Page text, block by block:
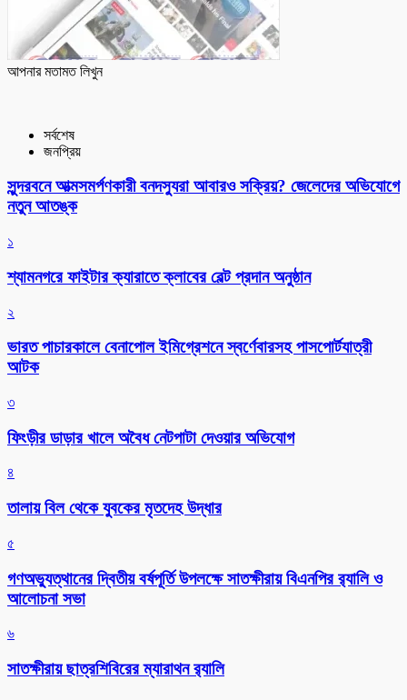
আপনার মতামত লিখুন
সর্বশেষ
জনপ্রিয়
সুন্দরবনে আত্মসমর্পণকারী বনদস্যুরা আবারও সক্রিয়? জেলেদের অভিযোগে
নতুন আতঙ্ক
১
শ্যামনগরে ফাইটার ক্যারাতে ক্লাবের বেল্ট প্রদান অনুষ্ঠান
২
ভারত পাচারকালে বেনাপোল ইমিগ্রেশনে স্বর্ণেবারসহ পাসপোর্টযাত্রী
আটক
৩
ফিংড়ীর ডাড়ার খালে অবৈধ নেটপাটা দেওয়ার অভিযোগ
৪
তালায় বিল থেকে যুবকের মৃতদেহ উদ্ধার
৫
গণঅভ্যুত্থানের দ্বিতীয় বর্ষপূর্তি উপলক্ষে সাতক্ষীরায় বিএনপির র‌্যালি ও
আলোচনা সভা
৬
সাতক্ষীরায় ছাত্রশিবিরের ম্যারাথন র‌্যালি